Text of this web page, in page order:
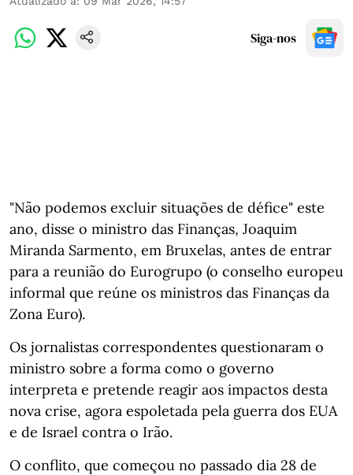
Siga-nos
"Não podemos excluir situações de défice" este
ano, disse o ministro das Finanças, Joaquim
Miranda Sarmento, em Bruxelas, antes de entrar
para a reunião do Eurogrupo (o conselho europeu
informal que reúne os ministros das Finanças da
Zona Euro).
Os jornalistas correspondentes questionaram o
ministro sobre a forma como o governo
interpreta e pretende reagir aos impactos desta
nova crise, agora espoletada pela guerra dos EUA
e de Israel contra o Irão.
O conflito, que começou no passado dia 28 de